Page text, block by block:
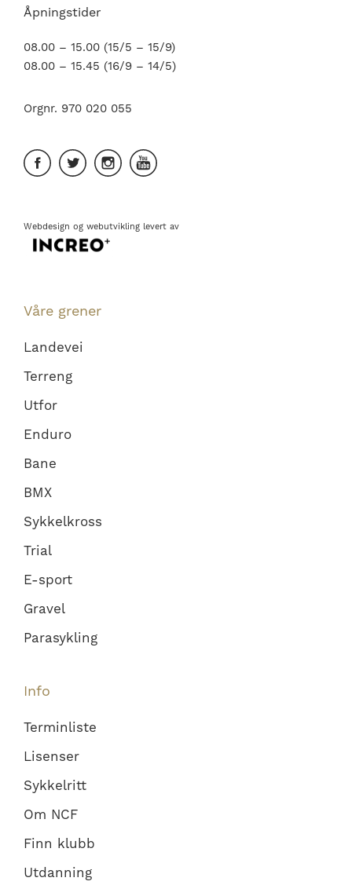
Åpningstider
08.00 – 15.00 (15/5 – 15/9)
08.00 – 15.45 (16/9 – 14/5)
Orgnr. 970 020 055
Webdesign og webutvikling levert av
Våre grener
Landevei
Terreng
Utfor
Enduro
Bane
BMX
Sykkelkross
Trial
E-sport
Gravel
Parasykling
Info
Terminliste
Lisenser
Sykkelritt
Om NCF
Finn klubb
Utdanning